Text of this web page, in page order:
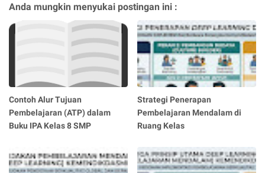
Anda mungkin menyukai postingan ini :
Contoh Alur Tujuan
Pembelajaran (ATP) dalam
Buku IPA Kelas 8 SMP
Strategi Penerapan
Pembelajaran Mendalam di
Ruang Kelas